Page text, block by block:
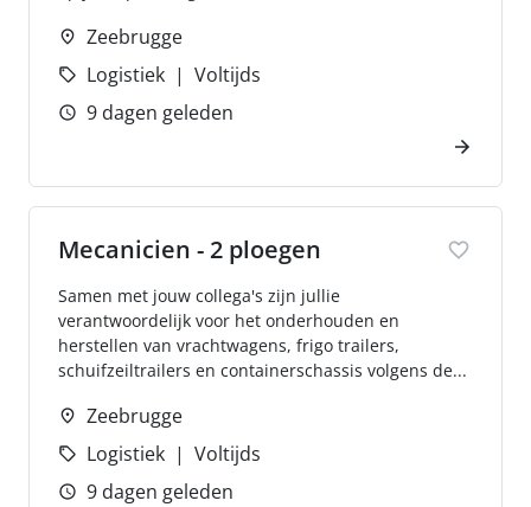
Zeebrugge
Logistiek
Voltijds
9 dagen geleden
Mecanicien - 2 ploegen
Samen met jouw collega's zijn jullie
verantwoordelijk voor het onderhouden en
herstellen van vrachtwagens, frigo trailers,
schuifzeiltrailers en containerschassis volgens de...
Zeebrugge
Logistiek
Voltijds
9 dagen geleden